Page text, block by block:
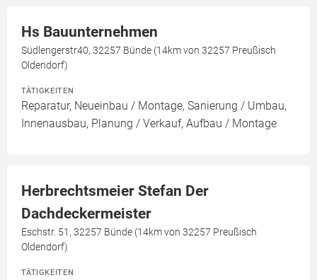
Hs Bauunternehmen
Südlengerstr40, 32257 Bünde (14km von 32257 Preußisch
Oldendorf)
TÄTIGKEITEN
Reparatur, Neueinbau / Montage, Sanierung / Umbau,
Innenausbau, Planung / Verkauf, Aufbau / Montage
Herbrechtsmeier Stefan Der
Dachdeckermeister
Eschstr. 51, 32257 Bünde (14km von 32257 Preußisch
Oldendorf)
TÄTIGKEITEN